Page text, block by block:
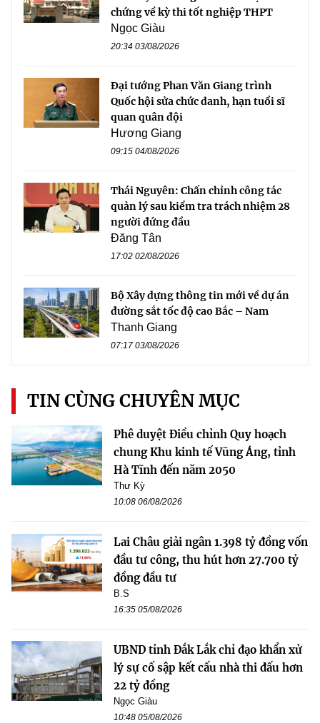
chứng về kỳ thi tốt nghiệp THPT
Ngọc Giàu
20:34 03/08/2026
Đại tướng Phan Văn Giang trình
Quốc hội sửa chức danh, hạn tuổi sĩ
quan quân đội
Hương Giang
09:15 04/08/2026
Thái Nguyên: Chấn chỉnh công tác
quản lý sau kiểm tra trách nhiệm 28
người đứng đầu
Đăng Tân
17:02 02/08/2026
Bộ Xây dựng thông tin mới về dự án
đường sắt tốc độ cao Bắc – Nam
Thanh Giang
07:17 03/08/2026
TIN CÙNG CHUYÊN MỤC
Phê duyệt Điều chỉnh Quy hoạch
chung Khu kinh tế Vũng Áng, tỉnh
Hà Tĩnh đến năm 2050
Thư Kỳ
10:08 06/08/2026
Lai Châu giải ngân 1.398 tỷ đồng vốn
đầu tư công, thu hút hơn 27.700 tỷ
đồng đầu tư
B.S
16:35 05/08/2026
UBND tỉnh Đắk Lắk chỉ đạo khẩn xử
lý sự cố sập kết cấu nhà thi đấu hơn
22 tỷ đồng
Ngọc Giàu
10:48 05/08/2026